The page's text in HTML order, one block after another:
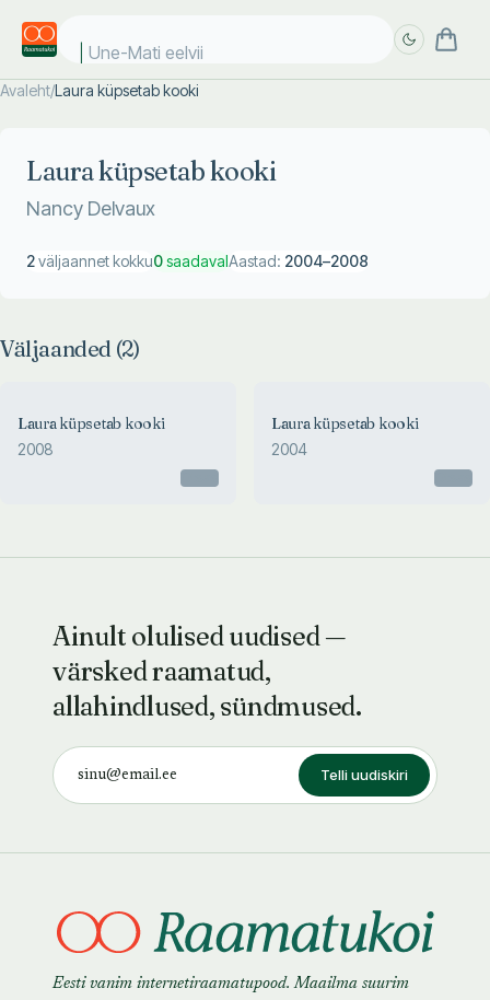
Une-Mati eelviim
Avaleht/Laura küpsetab kooki
Laura küpsetab kooki
Nancy Delvaux
2väljaannet kokku0saadavalAastad: 2004–2008
Väljaanded (2)
Laura küpsetab kooki
2008
Laura küpsetab kooki
2004
Ainult olulised uudised —
värsked raamatud,
allahindlused, sündmused.
Telli uudiskiri
Eesti vanim internetiraamatupood. Maailma suurim